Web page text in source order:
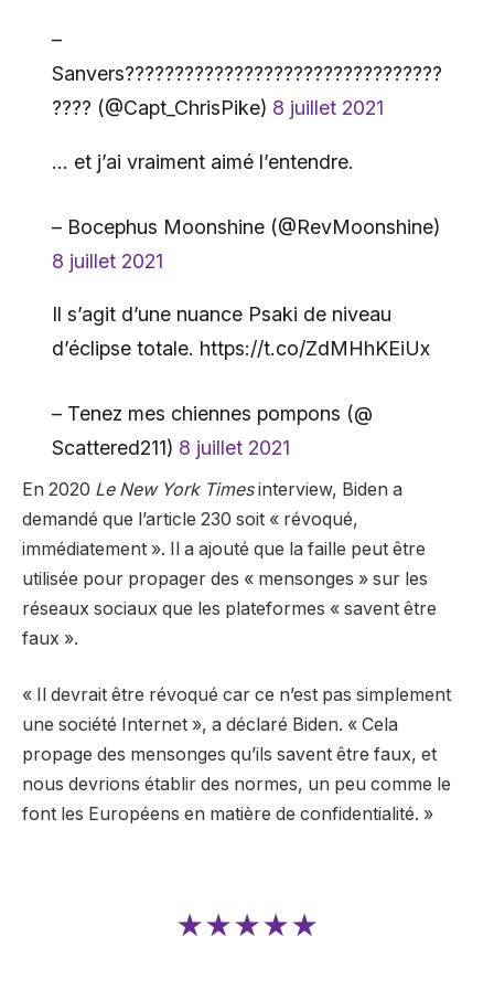
–
Sanvers????️‍????????????????????????????
???? (@Capt_ChrisPike) 8 juillet 2021
… et j’ai vraiment aimé l’entendre.
– Bocephus Moonshine (@RevMoonshine)
8 juillet 2021
Il s’agit d’une nuance Psaki de niveau
d’éclipse totale. https://t.co/ZdMHhKEiUx
– Tenez mes chiennes pompons (@
Scattered211) 8 juillet 2021
En 2020 Le New York Timesinterview, Biden a
demandé que l’article 230 soit « révoqué,
immédiatement ». Il a ajouté que la faille peut être
utilisée pour propager des « mensonges » sur les
réseaux sociaux que les plateformes « savent être
faux ».
« Il devrait être révoqué car ce n’est pas simplement
une société Internet », a déclaré Biden. « Cela
propage des mensonges qu’ils savent être faux, et
nous devrions établir des normes, un peu comme le
font les Européens en matière de confidentialité. »
★★★★★